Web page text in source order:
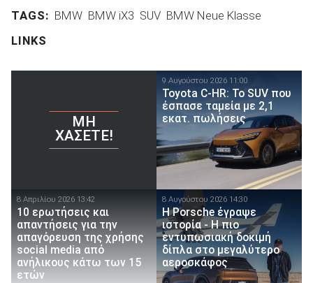
TAGS: BMW BMW iX3 SUV BMW Neue Klasse
LINKS
ΜΗ
ΧΆΣΕΤΕ!
9 Αυγούστου 2026 11:00
Toyota C-HR: Το SUV που
έσπασε ταμεία με 2,1
εκατ. πωλήσεις
8 Απριλίου 2026 13:42
10 ερωτήσεις και
απαντήσεις για την
απαγόρευση της χρήσης
social media από
ανήλικους κάτω των 15
ετών
8 Αυγούστου 2026 14:30
H Porsche έγραψε
ιστορία - H πιο
εντυπωσιακή δοκιμή
δίπλα στο μεγαλύτερο
αεροσκάφος